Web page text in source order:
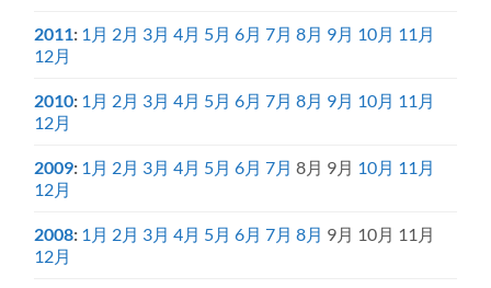
2011: 1月 2月 3月 4月 5月 6月 7月 8月 9月 10月 11月
12月
2010: 1月 2月 3月 4月 5月 6月 7月 8月 9月 10月 11月
12月
2009: 1月 2月 3月 4月 5月 6月 7月 8月 9月 10月 11月
12月
2008: 1月 2月 3月 4月 5月 6月 7月 8月 9月 10月 11月
12月